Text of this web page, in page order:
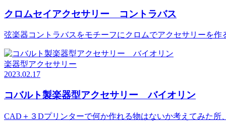
クロムセイアクセサリー コントラバス
弦楽器コントラバスをモチーフにクロムでアクセサリーを
楽器型アクセサリー
2023.02.17
コバルト製楽器型アクセサリー バイオリン
CAD＋３Dプリンターで何か作れる物はないか考えてみた所